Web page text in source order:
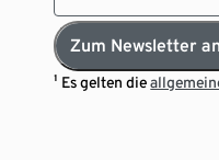
Zum Newsletter
¹ Es gelten die